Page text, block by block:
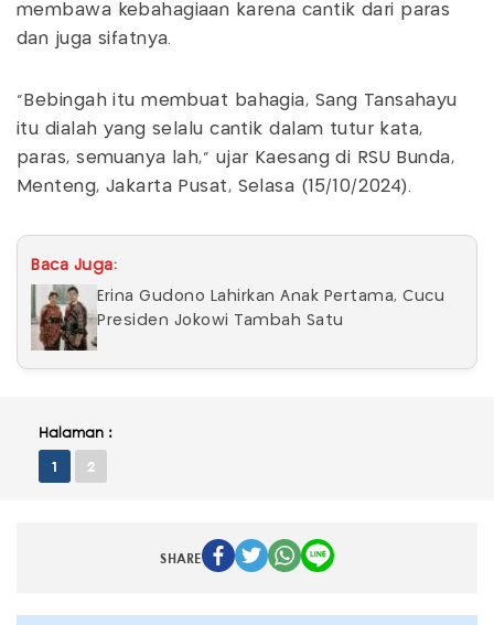
membawa kebahagiaan karena cantik dari paras
dan juga sifatnya.
"Bebingah itu membuat bahagia, Sang Tansahayu
itu dialah yang selalu cantik dalam tutur kata,
paras, semuanya lah," ujar Kaesang di RSU Bunda,
Menteng, Jakarta Pusat, Selasa (15/10/2024).
Baca Juga:
Erina Gudono Lahirkan Anak Pertama, Cucu
Presiden Jokowi Tambah Satu
Halaman :
1 2
SHARE